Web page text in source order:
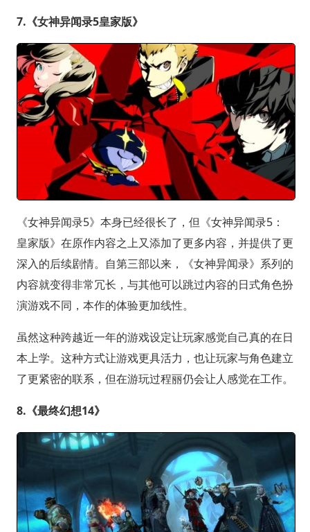
7.《女神异闻录5皇家版》
《女神异闻录5》本身已经很长了，但《女神异闻录5：
皇家版》在原作内容之上又添加了更多内容，并提供了更
深入的后续剧情。自第三部以来，《女神异闻录》系列的
内容就变得非常冗长，与其他可以跳过内容的日式角色扮
演游戏不同，本作的体验更加线性。
虽然这种跨越近一年的游戏设定让玩家感觉自己真的在日
本上学。这种方式让游戏更具活力，也让玩家与角色建立
了更紧密的联系，但在游玩过程丽仍会让人感觉在工作。
8.《最终幻想14》